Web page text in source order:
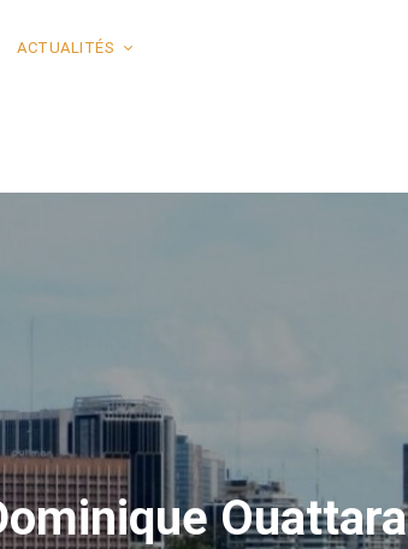
ACTUALITÉS
Ouattara